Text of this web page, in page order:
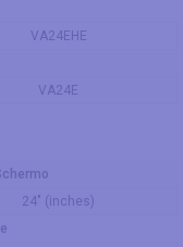
VA24EHE
VA24E
24" (inches)